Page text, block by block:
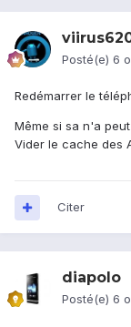
Posté(e) 6
Redémarrer le
Même si sa n'a
Vider le cache des
Citer
diapolo
Posté(e) 6